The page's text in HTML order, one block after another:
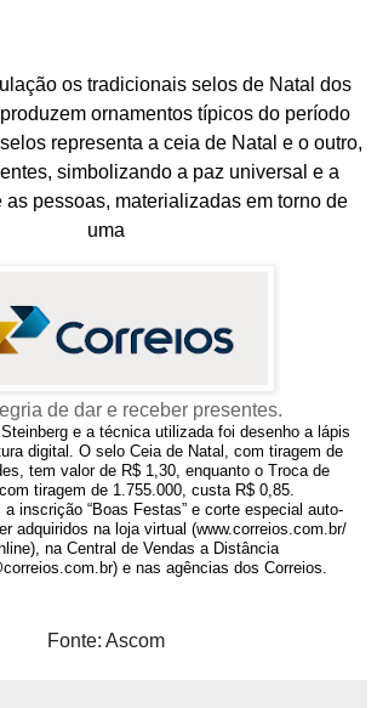
os tradicionais selos de Natal dos
ornamentos típicos do período
representa a ceia de Natal e o outro,
simbolizando a paz universal e a
as pessoas, materializadas em torno de
uma
de dar e receber presentes.
e a técnica utilizada foi desenho a lápis
digital. O selo Ceia de Natal, com tiragem de
tem valor de R$ 1,30, enquanto o Troca de
tiragem de 1.755.000, custa R$ 0,85.
inscrição “Boas Festas” e corte especial auto-
adquiridos na loja virtual (www.correios.com.br/
), na Central de Vendas a Distância
) e nas agências dos Correios.
Fonte: Ascom